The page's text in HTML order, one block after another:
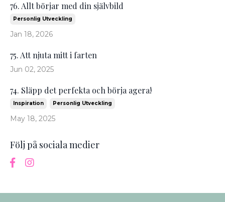
76. Allt börjar med din självbild
Personlig Utveckling
Jan 18, 2026
75. Att njuta mitt i farten
Jun 02, 2025
74. Släpp det perfekta och börja agera!
Inspiration Personlig Utveckling
May 18, 2025
Följ på sociala medier